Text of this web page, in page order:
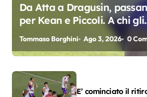
Da Atta a Dragusin,
per Kean e Piccoli. A chi gli
oscar del precampionato?
Tommaso Borghini Ago 3, 2026 0
E’ cominciato il